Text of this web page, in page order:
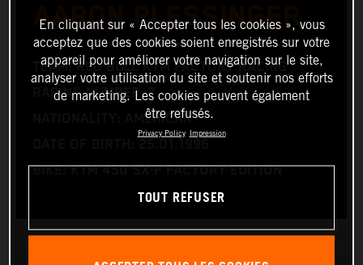
AARON PLESSINGER
TEAM: RED BULL KTM FACTORY RACING
RACING NUMBER: 7
NATIONALITY: AMERICAN
BIKE: KTM 450 SX-F FACTORY EDITION
En cliquant sur « Accepter tous les cookies », vous
acceptez que des cookies soient enregistrés sur votre
appareil pour améliorer votre navigation sur le site,
analyser votre utilisation du site et soutenir nos efforts
de marketing. Les cookies peuvent également
être refusés.
Privacy Policy Impression
TOUT REFUSER